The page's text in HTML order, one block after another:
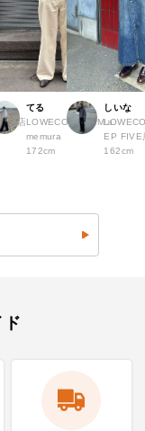
台店
てる
LOWECO by JAM a
memura
172cm
しいな
EP
162cm